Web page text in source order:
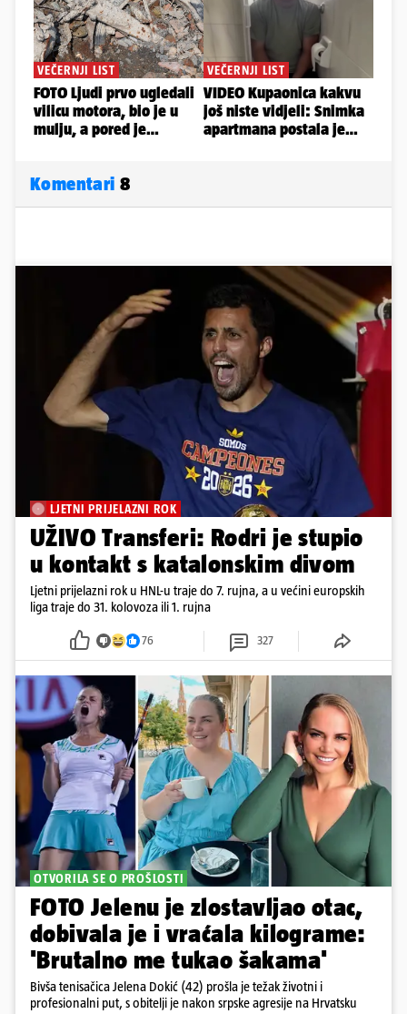
Komentari 8
LJETNI PRIJELAZNI ROK
UŽIVO Transferi: Rodri je stupio
u kontakt s katalonskim divom
Ljetni prijelazni rok u HNL-u traje do 7. rujna, a u većini europskih
liga traje do 31. kolovoza ili 1. rujna
76 327
OTVORILA SE O PROŠLOSTI
FOTO Jelenu je zlostavljao otac,
dobivala je i vraćala kilograme:
'Brutalno me tukao šakama'
Bivša tenisačica Jelena Dokić (42) prošla je težak životni i
profesionalni put, s obitelji je nakon srpske agresije na Hrvatsku